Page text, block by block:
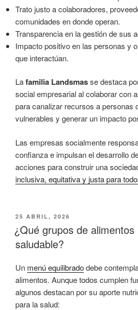
Trato justo a colaboradores,
comunidades en donde operan.
Transparencia en la gestión de sus
Impacto positivo en las personas y
que interactúan.
Lafamilia Landsmasse destaca
social empresarial al colaborar con
para canalizar recursos a personas
vulnerables y generar un impacto
Las empresas socialmente
confianza e impulsan el desarrollo
acciones para construir una
inclusiva, equitativa y justa para
PUBLICADO
EL
25 ABRIL, 2026
¿Qué grupos de
saludable?
Un menú equilibradodebe
alimentos. Aunque todos cumplen
algunos destacan por su aporte
para la salud: